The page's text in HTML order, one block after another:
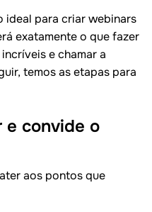
ideal para criar webinars
exatamente o que fazer
e chamar a
temos as etapas para
e convide o
aos pontos que